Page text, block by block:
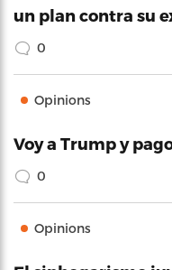
un plan contra su
0
Opinions
Voy a Trump y
0
Opinions